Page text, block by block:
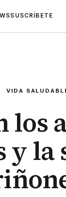
SUSCRÍBETE
VIDA
los
y la